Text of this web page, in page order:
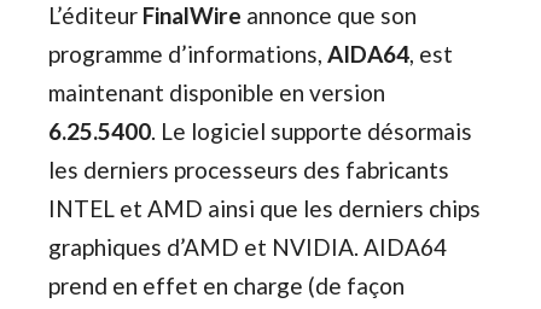
L’éditeur FinalWire annonce que son
programme d’informations, AIDA64, est
maintenant disponible en version
6.25.5400. Le logiciel supporte désormais
les derniers processeurs des fabricants
INTEL et AMD ainsi que les derniers chips
graphiques d’AMD et NVIDIA. AIDA64
prend en effet en charge (de façon